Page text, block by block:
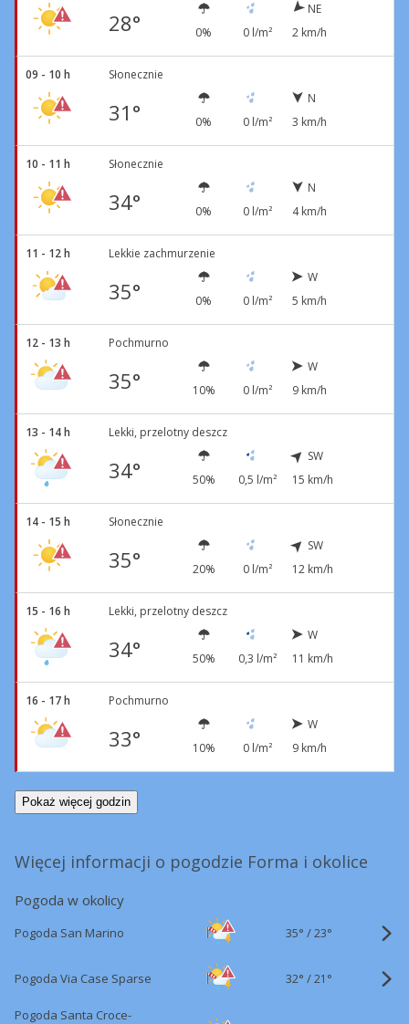
28° 0% 0 l/m²
NE
2 km/h
09 - 10 h Słonecznie
31° 0% 0 l/m²
N
3 km/h
10 - 11 h Słonecznie
34° 0% 0 l/m²
N
4 km/h
11 - 12 h Lekkie zachmurzenie
35° 0% 0 l/m²
W
5 km/h
12 - 13 h Pochmurno
35° 10% 0 l/m²
W
9 km/h
13 - 14 h Lekki, przelotny deszcz
34° 50% 0,5 l/m²
SW
15 km/h
14 - 15 h Słonecznie
35° 20% 0 l/m²
SW
12 km/h
15 - 16 h Lekki, przelotny deszcz
34° 50% 0,3 l/m²
W
11 km/h
16 - 17 h Pochmurno
33° 10% 0 l/m²
W
9 km/h
Pokaż więcej godzin
Więcej informacji o pogodzie Forma i okolice
Pogoda w okolicy
Pogoda San Marino 35° /23°
Pogoda Via Case Sparse 32° /21°
Pogoda Santa Croce-